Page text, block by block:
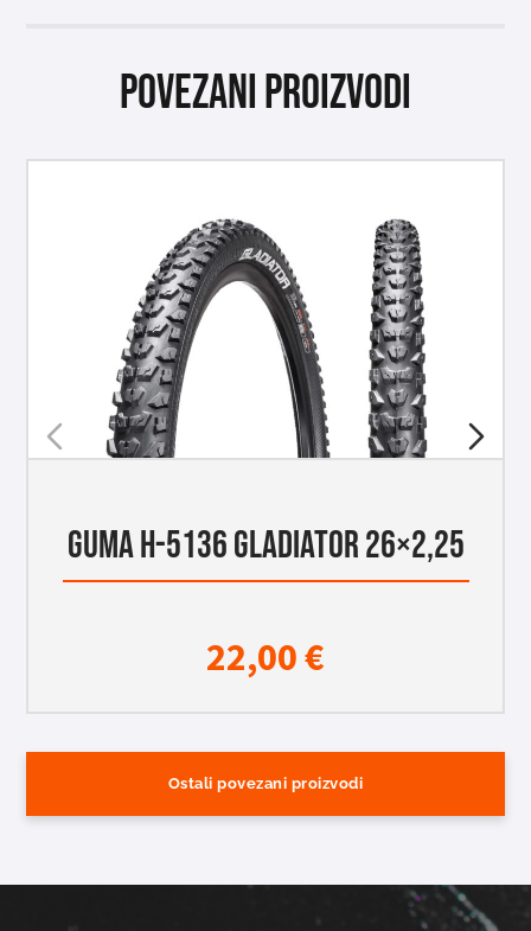
Povezani proizvodi
GUMA H-5136 GLADIATOR 26×2,25
22,00€
Ostali povezani proizvodi